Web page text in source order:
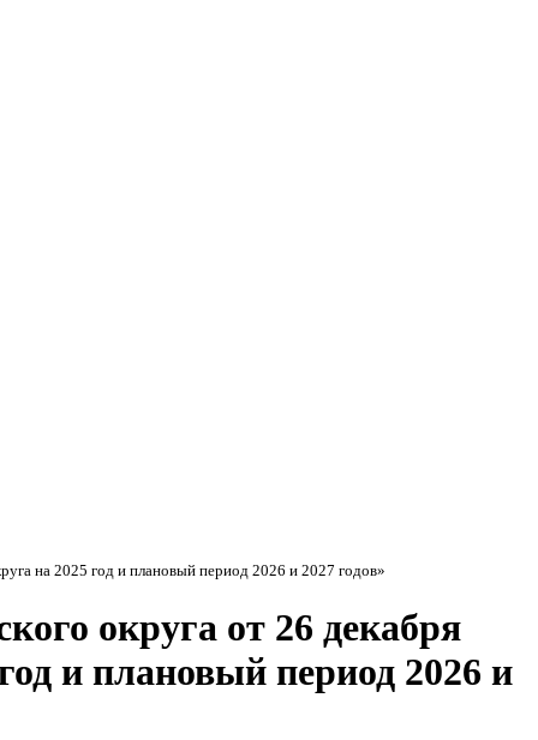
на 2025 год и плановый период 2026 и 2027 годов»
округа от 26 декабря
и плановый период 2026 и